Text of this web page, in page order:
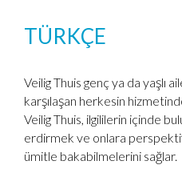
TÜRKÇE
Veilig Thuis genç ya da yaşlı
karşılaşan herkesin
Veilig Thuis, ilgililerin içinde
erdirmek ve onlara
ümitle bakabilmelerini sağlar.